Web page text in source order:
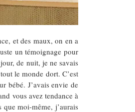
et des maux, on en a
un témoignage pour
de nuit, je ne savais
le monde dort. C’est
bébé. J’avais envie de
vous avez tendance à
moi-même, j’aurais